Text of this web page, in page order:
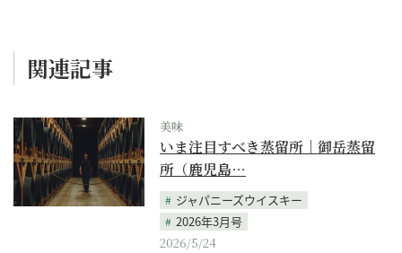
関連記事
美味
いま注目すべき蒸留所｜御岳蒸留
所（鹿児島…
ジャパニーズウイスキー
2026年3月号
2026/5/24